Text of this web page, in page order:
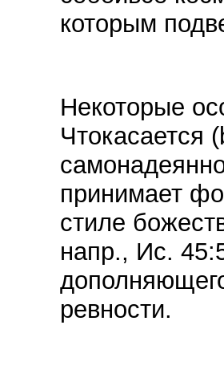
которым
Некоторые
Чтокасается
принимает
стиле
напр., Ис.
ревности.